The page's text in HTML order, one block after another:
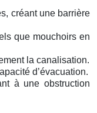
créant une barrière
que mouchoirs en
la canalisation.
d’évacuation.
à une obstruction